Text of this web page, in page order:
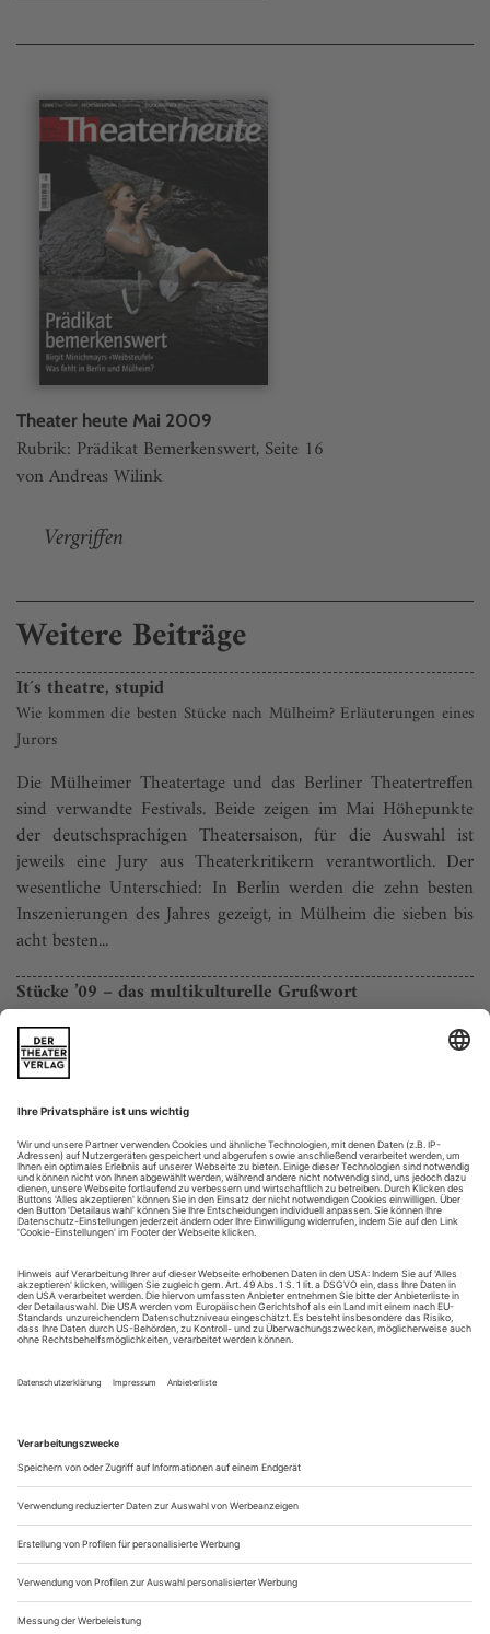
Theater heute Mai 2009
Rubrik: Prädikat Bemerkenswert, Seite 16
von Andreas Wilink
Vergriffen
Weitere Beiträge
It´s theatre, stupid
Wie kommen die besten Stücke nach Mülheim? Erläuterungen eines
Jurors
Die Mülheimer Theatertage und das Berliner Theatertreffen
sind verwandte Festivals. Beide zeigen im Mai Höhepunkte
der deutschsprachigen Theatersaison, für die Auswahl ist
jeweils eine Jury aus Theaterkritikern verantwortlich. Der
wesentliche Unterschied: In Berlin werden die zehn besten
Inszenierungen des Jahres gezeigt, in Mülheim die sieben bis
acht besten...
Stücke ’09 – das multikulturelle Grußwort
Auch wenn die Best-of-Festivals in diesem Jahr, das Berliner
Theatertreffen und die Mülheimer «Stücke ’09», in ihrer Auswahl
hoffnungslos metropolenlastig sind, kommen die guten Ideen oft aus
Sprache und Dichtung auch 20 Prozent Ausländer-anteil gibt, hat das
Staatstheater in seiner Theaterzeitung begonnen, ausgewählte
Spielplanhinweise auch ins Italienische, Spanische und Türkische zu
übersetzen. Im Einwanderungsland Deutschland eigentlich eine
naheliegende Idee.
Wir haben das gleich mal auf Spanisch und Türkisch ausprobiert –
mit einem besonderen Grußwort
zu «Stücke ’09», die das deutschsprachige Dramentreffen zunehmend
La alcaldesa, Dagmar Mühlenfeld, invita al teatro de los
«Stücke '09». Les damos nuestra más cordial bienvenida a los
34° Días de Teatro de Renania del Norte-Westfalia «Stücke
’09», el festival de nuevo teatro en lengua alemana. El
organismo de selección ha nominado siete extraordinarias
obras de teatro de impactantes puestas en escena. Es ya...